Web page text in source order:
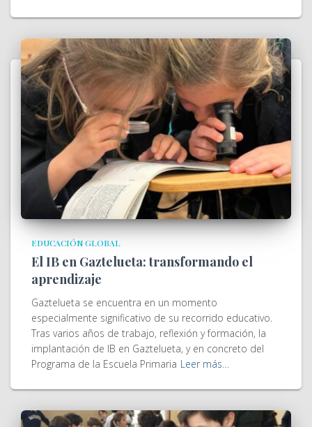
EDUCACIÓN GLOBAL
El IB en Gaztelueta: transformando el
aprendizaje
Gaztelueta se encuentra en un momento
especialmente significativo de su recorrido educativo.
Tras varios años de trabajo, reflexión y formación, la
implantación de IB en Gaztelueta, y en concreto del
Programa de la Escuela Primaria Leer más…